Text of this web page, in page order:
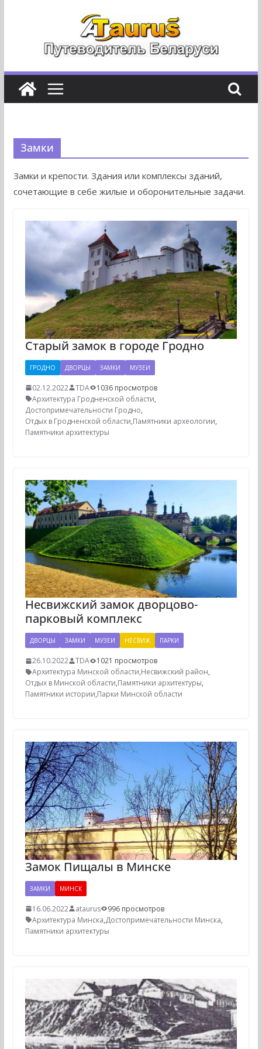
Замки
Замки и крепости. Здания или комплексы зданий,
сочетающие в себе жилые и оборонительные задачи.
Старый замок в городе Гродно
ГРОДНО ДВОРЦЫ ЗАМКИ МУЗЕИ
02.12.2022 TDA
1036 просмотров
Архитектура Гродненской области,
Достопримечательности Гродно,
Отдых в Гродненской области,Памятники археологии,
Памятники архитектуры
Несвижский замок дворцово-
парковый комплекс
ДВОРЦЫ ЗАМКИ МУЗЕИ НЕСВИЖ ПАРКИ
26.10.2022 TDA
1021 просмотров
Архитектура Минской области,Несвижский район,
Отдых в Минской области,Памятники архитектуры,
Памятники истории,Парки Минской области
Замок Пищалы в Минске
ЗАМКИ МИНСК
16.06.2022 ataurus
996 просмотров
Архитектура Минска,Достопримечательности Минска,
Памятники архитектуры